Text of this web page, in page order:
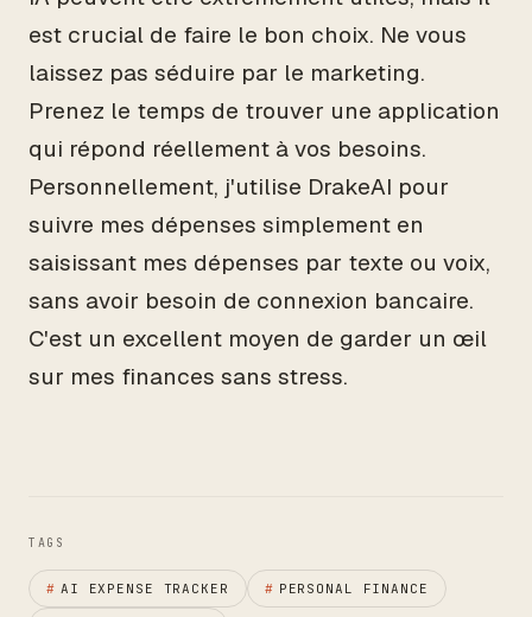
est crucial de faire le bon choix. Ne vous
laissez pas séduire par le marketing.
Prenez le temps de trouver une application
qui répond réellement à vos besoins.
Personnellement, j'utilise DrakeAI pour
suivre mes dépenses simplement en
saisissant mes dépenses par texte ou voix,
sans avoir besoin de connexion bancaire.
C'est un excellent moyen de garder un œil
sur mes finances sans stress.
TAGS
# AI EXPENSE TRACKER # PERSONAL FINANCE